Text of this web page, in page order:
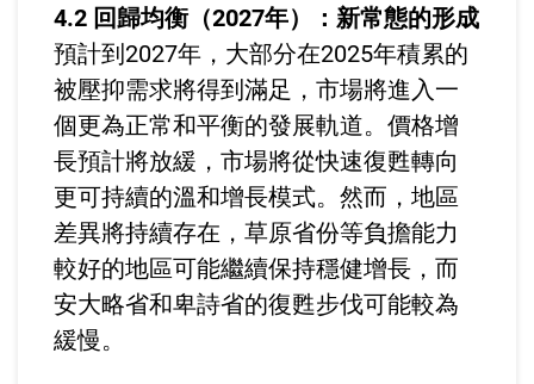
4.2 回歸均衡（2027年）：新常態的形成
預計到2027年，大部分在2025年積累的
被壓抑需求將得到滿足，市場將進入一
個更為正常和平衡的發展軌道。價格增
長預計將放緩，市場將從快速復甦轉向
更可持續的溫和增長模式。然而，地區
差異將持續存在，草原省份等負擔能力
較好的地區可能繼續保持穩健增長，而
安大略省和卑詩省的復甦步伐可能較為
緩慢。